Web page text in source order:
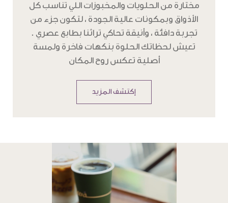
مختارة من الحلويات والمخبوزات اللي تناسب كل
الأذواق وبمكونات عالية الجودة ، لتكون جزء من
تجربة دافئة ، وأنيقة تحاكي تراثنا بطابع عصري .
تعيش لحظاتك الحلوة بنكهات فاخرة ولمسة
أصلية تعكس روح المكان
إكتشف المزيد